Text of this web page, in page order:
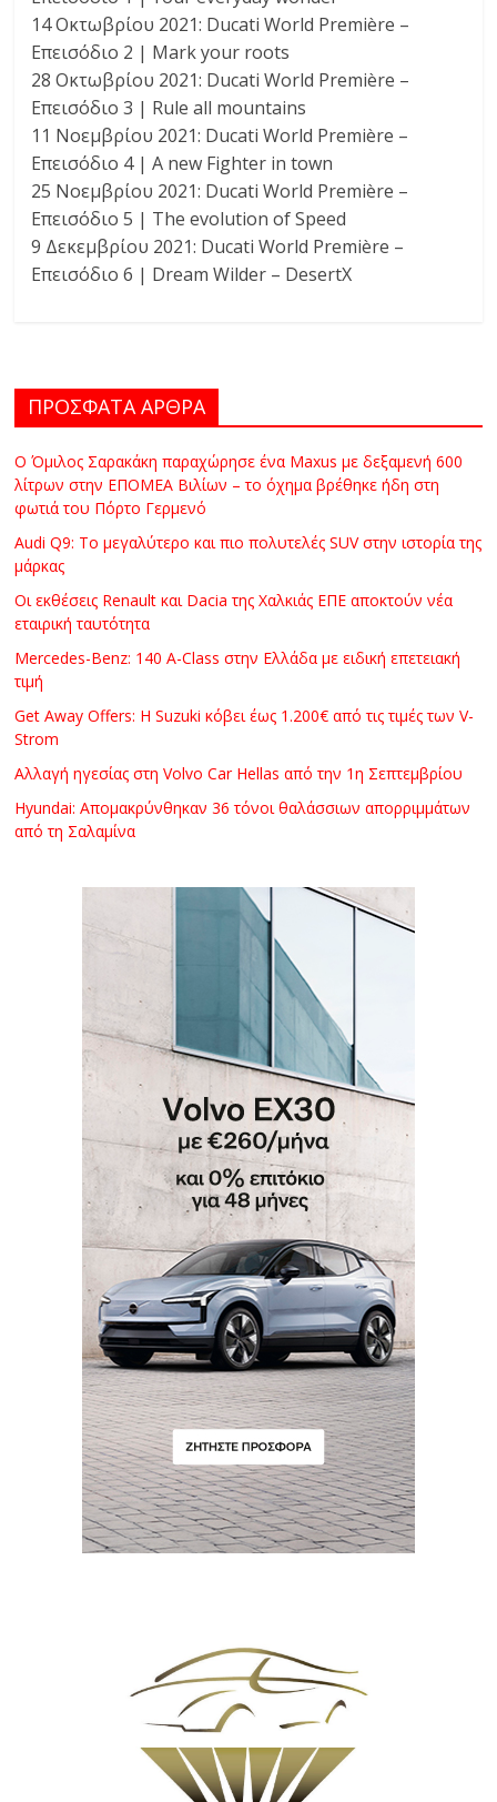
14 Οκτωβρίου 2021: Ducati World Première –
Επεισόδιο 2 | Mark your roots
28 Οκτωβρίου 2021: Ducati World Première –
Επεισόδιο 3 | Rule all mountains
11 Νοεμβρίου 2021: Ducati World Première –
Επεισόδιο 4 | A new Fighter in town
25 Νοεμβρίου 2021: Ducati World Première –
Επεισόδιο 5 | The evolution of Speed
9 Δεκεμβρίου 2021: Ducati World Première –
Επεισόδιο 6 | Dream Wilder – DesertX
ΠΡΟΣΦΑΤΑ ΑΡΘΡΑ
Ο Όμιλος Σαρακάκη παραχώρησε ένα Maxus με δεξαμενή 600
λίτρων στην ΕΠΟΜΕΑ Βιλίων – το όχημα βρέθηκε ήδη στη
φωτιά του Πόρτο Γερμενό
Audi Q9: Το μεγαλύτερο και πιο πολυτελές SUV στην ιστορία της
μάρκας
Οι εκθέσεις Renault και Dacia της Χαλκιάς ΕΠΕ αποκτούν νέα
εταιρική ταυτότητα
Mercedes-Benz: 140 A-Class στην Ελλάδα με ειδική επετειακή
τιμή
Get Away Offers: Η Suzuki κόβει έως 1.200€ από τις τιμές των V-
Strom
Αλλαγή ηγεσίας στη Volvo Car Hellas από την 1η Σεπτεμβρίου
Hyundai: Απομακρύνθηκαν 36 τόνοι θαλάσσιων απορριμμάτων
από τη Σαλαμίνα